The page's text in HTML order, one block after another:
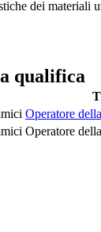
dei materiali
qualifica
Operatore
Operatore